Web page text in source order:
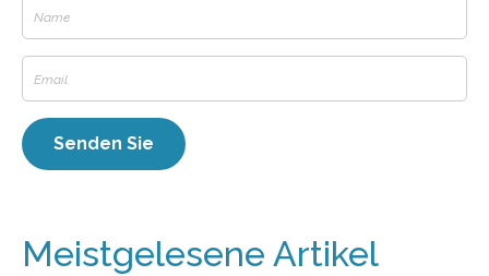
Meistgelesene Artikel